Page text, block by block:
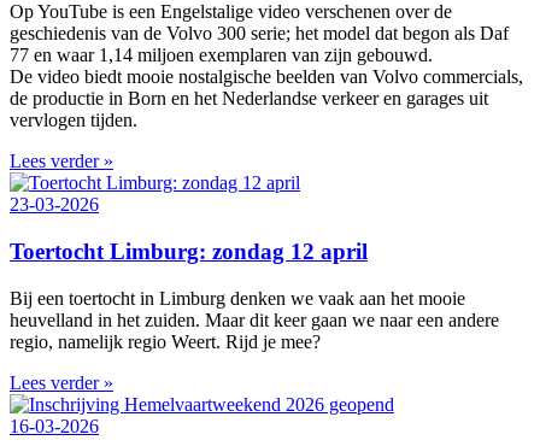
Op YouTube is een Engelstalige video verschenen over de
geschiedenis van de Volvo 300 serie; het model dat begon als Daf
77 en waar 1,14 miljoen exemplaren van zijn gebouwd.
De video biedt mooie nostalgische beelden van Volvo commercials,
de productie in Born en het Nederlandse verkeer en garages uit
vervlogen tijden.
Lees verder »
23-03-2026
Toertocht Limburg: zondag 12 april
Bij een toertocht in Limburg denken we vaak aan het mooie
heuvelland in het zuiden. Maar dit keer gaan we naar een andere
regio, namelijk regio Weert. Rijd je mee?
Lees verder »
16-03-2026